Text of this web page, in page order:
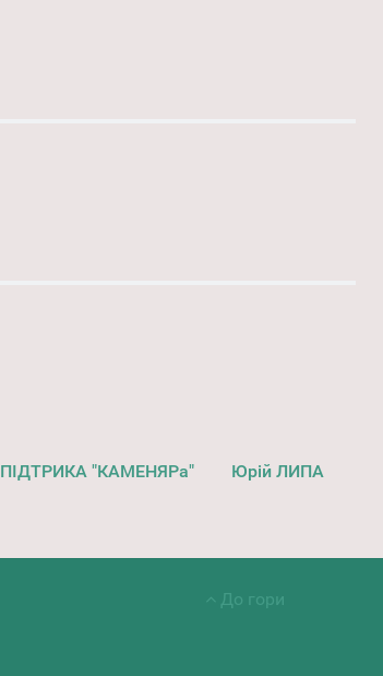
ПІДТРИКА "КАМЕНЯРа" Юрій ЛИПА
До гори